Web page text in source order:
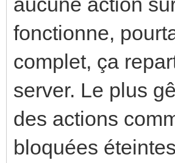
fonctionne,
complet, ça
server. Le plus
des actions
bloquées